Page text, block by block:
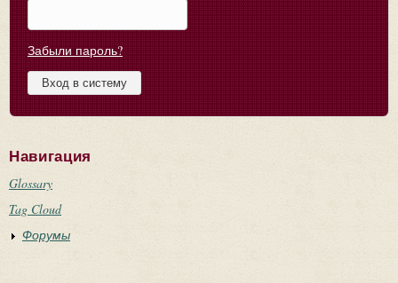
Забыли пароль?
Навигация
Glossary
Tag Cloud
Форумы